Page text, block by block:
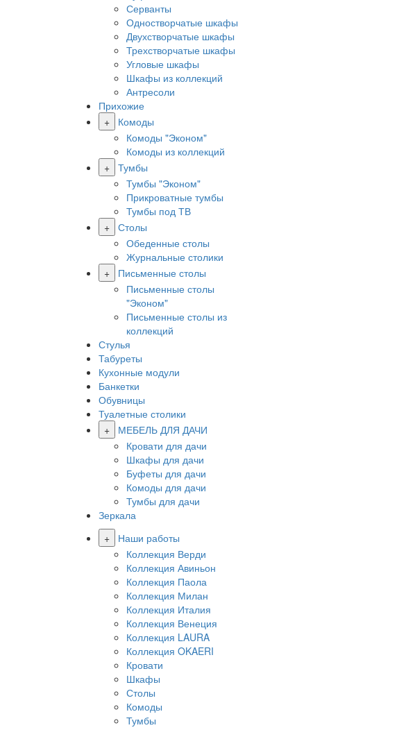
Серванты
Одностворчатые шкафы
Двухстворчатые шкафы
Трехстворчатые шкафы
Угловые шкафы
Шкафы из коллекций
Антресоли
Прихожие
+
Комоды
Комоды "Эконом"
Комоды из коллекций
+ Тумбы
Тумбы "Эконом"
Прикроватные тумбы
Тумбы под ТВ
+ Столы
Обеденные столы
Журнальные столики
+
Письменные столы
Письменные столы
"Эконом"
Письменные столы из
коллекций
Стулья
Табуреты
Кухонные модули
Банкетки
Обувницы
Туалетные столики
+
МЕБЕЛЬ ДЛЯ ДАЧИ
Кровати для дачи
Шкафы для дачи
Буфеты для дачи
Комоды для дачи
Тумбы для дачи
Зеркала
+
Наши работы
Коллекция Верди
Коллекция Авиньон
Коллекция Паола
Коллекция Милан
Коллекция Италия
Коллекция Венеция
Коллекция LAURA
Коллекция OKAERI
Кровати
Шкафы
Столы
Комоды
Тумбы